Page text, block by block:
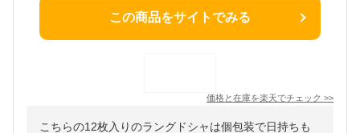
この商品をサイトでみる
価格と在庫を楽天でチェック >>
こちらの12枚入りのラングドシャは個包装で日持ちも